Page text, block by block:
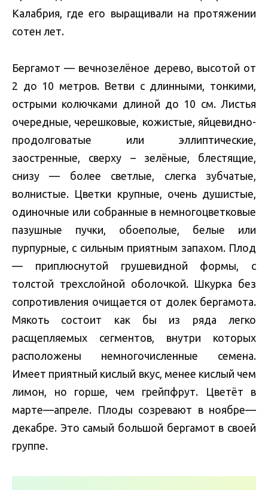
Калабрия, где его выращивали на протяжении
сотен лет.
Бергамот — вечнозелёное дерево, высотой от
2 до 10 метров. Ветви с длинными, тонкими,
острыми колючками длиной до 10 см. Листья
очередные, черешковые, кожистые, яйцевидно-
продолговатые или эллиптические,
заостренные, сверху – зелёные, блестящие,
снизу — более светлые, слегка зубчатые,
волнистые. Цветки крупные, очень душистые,
одиночные или собранные в немногоцветковые
пазушные пучки, обоеполые, белые или
пурпурные, с сильным приятным запахом. Плод
— приплюснутой грушевидной формы, с
толстой трехслойной оболочкой. Шкурка без
сопротивления очищается от долек бергамота.
Мякоть состоит как бы из ряда легко
расщепляемых сегментов, внутри которых
расположены немногочисленные семена.
Имеет приятный кислый вкус, менее кислый чем
лимон, но горше, чем грейпфрут. Цветёт в
марте—апреле. Плоды созревают в ноябре—
декабре. Это самый большой бергамот в своей
группе.